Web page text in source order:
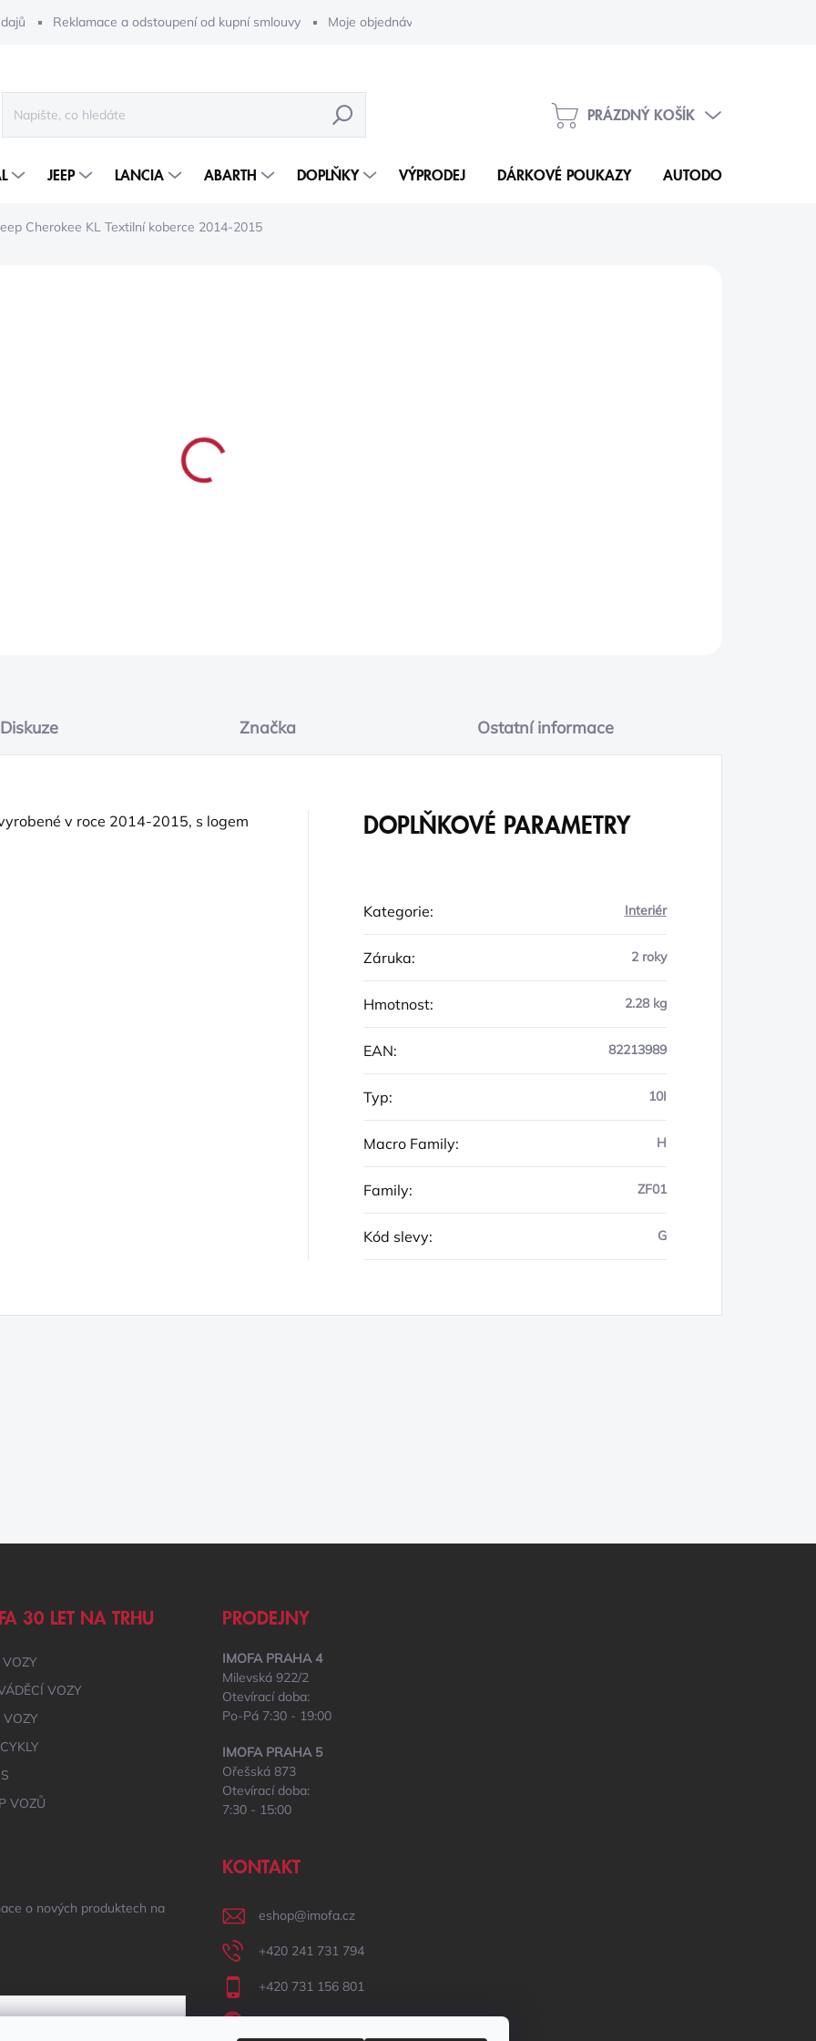
Reklamace a odstoupení od kupní smlouvy Moje objednávka
HLEDAT
NÁKUPNÍ
PRÁZDNÝ KOŠÍK
JEEP LANCIA ABARTH DOPLŇKY VÝPRODEJ DÁRKOVÉ POUKAZY AUTODOPLŇKY
Cherokee KL Textilní koberce 2014-2015
Diskuze Značka Ostatní informace
v roce 2014-2015, s logem
DOPLŇKOVÉ PARAMETRY
Kategorie: Interiér
Záruka: 2 roky
Hmotnost: 2.28 kg
EAN: 82213989
Typ: 10I
Macro Family: H
Family: ZF01
Kód slevy: G
30 LET NA TRHU
VOZY
VOZY
VOZŮ
PRODEJNY
IMOFA PRAHA 4
Milevská 922/2
Otevírací doba:
Po-Pá 7:30 - 19:00
IMOFA PRAHA 5
Ořešská 873
Otevírací doba:
7:30 - 15:00
o nových produktech na
KONTAKT
eshop@imofa.cz
+420 241 731 794
+420 731 156 801
IMOFA Facebook